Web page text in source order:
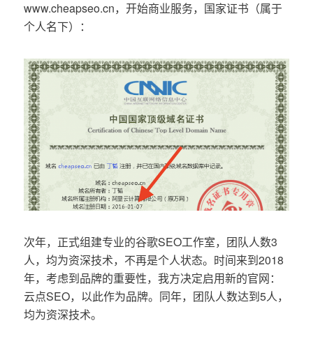
www.cheapseo.cn，开始商业服务，国家证书（属于
个人名下）：
次年，正式组建专业的谷歌SEO工作室，团队人数3
人，均为资深技术，不再是个人状态。时间来到2018
年，考虑到品牌的重要性，我方决定启用新的官网：
云点SEO，以此作为品牌。同年，团队人数达到5人，
均为资深技术。